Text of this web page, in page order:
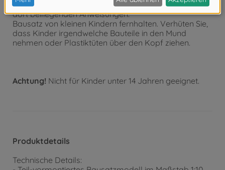
im Bausatz enthalten), beachten und befolgen Sie die
dort beiliegenden Anweisungen.
Bausatz von kleinen Kindern fernhalten. Verhüten Sie,
dass Kinder irgendwelche Bauteile in den Mund
nehmen oder Plastiktüten über den Kopf ziehen.
Achtung! Nicht für Kinder unter 14 Jahren geeignet.
Produktdetails
Technische Details: